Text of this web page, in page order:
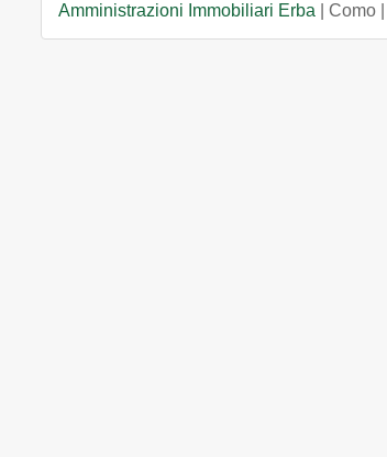
Amministrazioni Immobiliari Erba | Como